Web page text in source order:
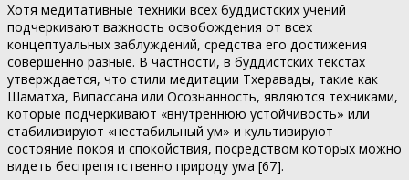
Хотя медитативные техники всех буддистских учений
подчеркивают важность освобождения от всех
концептуальных заблуждений, средства его достижения
совершенно разные. В частности, в буддистских текстах
утверждается, что стили медитации Тхеравады, такие как
Шаматха, Випассана или Осознанность, являются техниками,
которые подчеркивают «внутреннюю устойчивость» или
стабилизируют «нестабильный ум» и культивируют
состояние покоя и спокойствия, посредством которых можно
видеть беспрепятственно природу ума [67].